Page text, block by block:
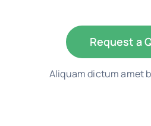
Request a
Aliquam dictum amet